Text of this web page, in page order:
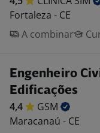
Fortaleza - CE
A combinar
Engenheiro
Edificações
4,4
GSM
Maracanaú - CE